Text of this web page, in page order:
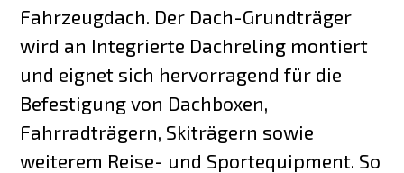
Fahrzeugdach. Der Dach-Grundträger
wird an Integrierte Dachreling montiert
und eignet sich hervorragend für die
Befestigung von Dachboxen,
Fahrradträgern, Skiträgern sowie
weiterem Reise- und Sportequipment. So